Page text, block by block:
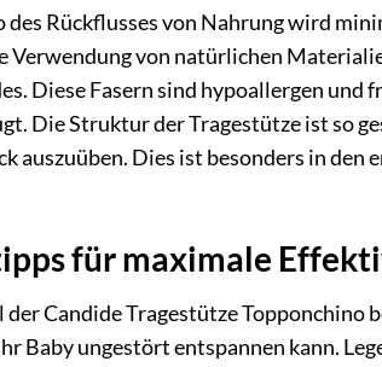
des Rückflusses von Nahrung wird
Verwendung von natürlichen
Diese Fasern sind hypoallergen und
Die Struktur der Tragestütze ist so
auszuüben. Dies ist besonders in den
für maximale
Candide Tragestütze Topponchino
Baby ungestört entspannen kann.